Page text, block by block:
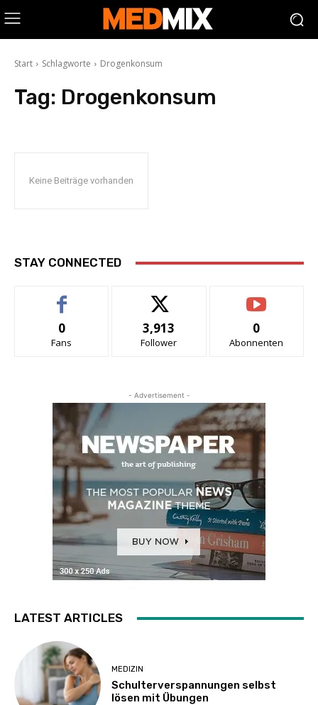
Start Schlagworte Drogenkonsum
Tag: Drogenkonsum
Keine Beiträge vorhanden
STAY CONNECTED
0
Fans
3,913
Follower
0
Abonnenten
- Advertisement -
LATEST ARTICLES
MEDIZIN
Schulterverspannungen selbst
lösen mit Übungen